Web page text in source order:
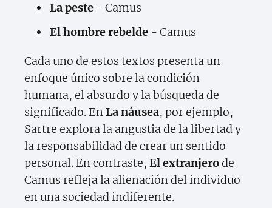
La peste - Camus
El hombre rebelde - Camus
Cada uno de estos textos presenta un
enfoque único sobre la condición
humana, el absurdo y la búsqueda de
significado. EnLa náusea, por ejemplo,
Sartre explora la angustia de la libertad y
la responsabilidad de crear un sentido
personal. En contraste, El extranjerode
Camus refleja la alienación del individuo
en una sociedad indiferente.